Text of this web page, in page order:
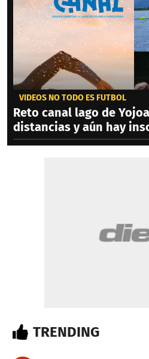
VIDEOS NO TODO ES FÚTBOL
Reto canal lago de
distancias y aún hay
TRENDING